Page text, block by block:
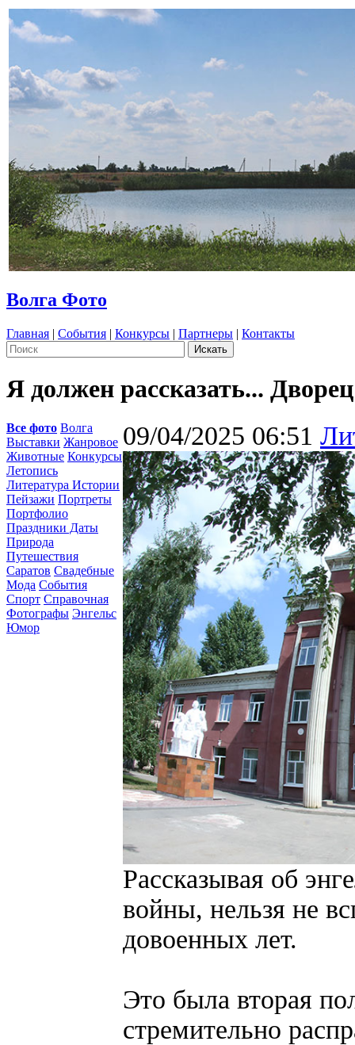
Волга Фото
Главная | События | Конкурсы | Партнеры | Контакты
Я должен рассказать...
Все фото Волга
Выставки Жанровое
Животные Конкурсы
Летопись
Литература Истории
Пейзажи Портреты
Портфолио
Праздники Даты
Природа
Путешествия
Саратов Свадебные
Мода События
Спорт Справочная
Фотографы Энгельс
Юмор
09/04/2025 06:51
Рассказывая об
войны, нельзя не
довоенных лет.
Это была вторая
стремительно